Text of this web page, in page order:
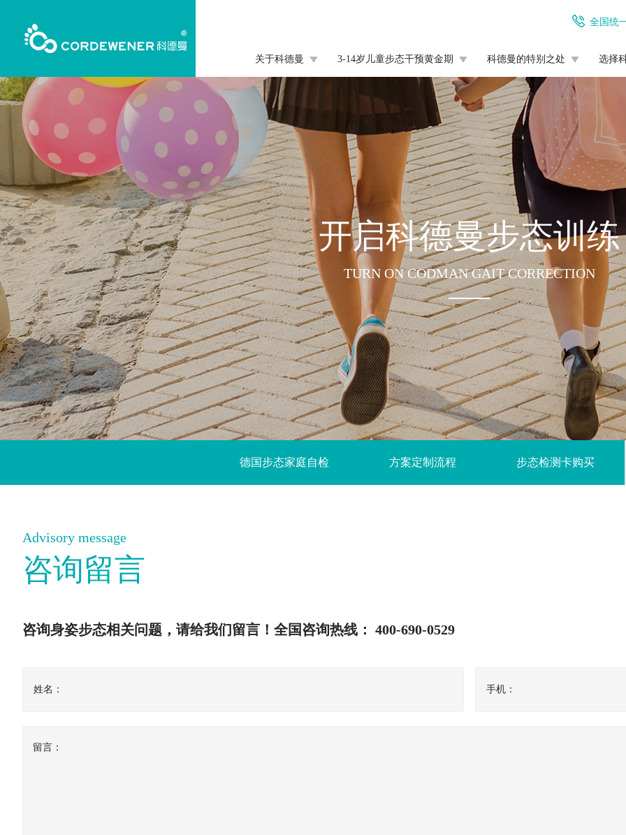
全国统
关于科德曼 3-14岁儿童步态干预黄金期 科德曼的特别之处 选择
开启科德曼步态训练
TURN ON CODMAN GAIT CORRECTION
德国步态家庭自检 方案定制流程 步态检测卡购买
Advisory message
咨询留言
咨询身姿步态相关问题，请给我们留言！全国咨询热线： 400-690-0529
姓名： 手机：
留言：